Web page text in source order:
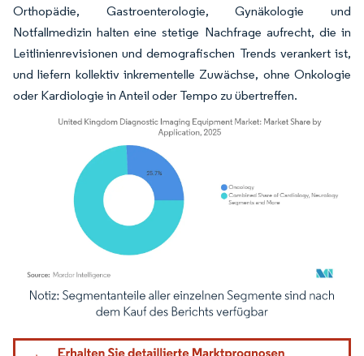
Orthopädie, Gastroenterologie, Gynäkologie und
Notfallmedizin halten eine stetige Nachfrage aufrecht, die in
Leitlinienrevisionen und demografischen Trends verankert ist,
und liefern kollektiv inkrementelle Zuwächse, ohne Onkologie
oder Kardiologie in Anteil oder Tempo zu übertreffen.
Bild © Mordor Intelligence. Wiederverwendung erfordert Namensnennung